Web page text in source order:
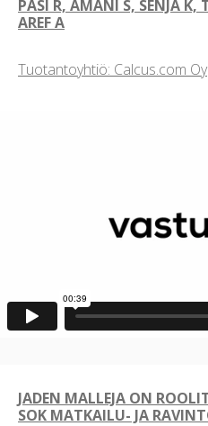
PASI R, AMANI S, SENJA K,
AREF A
Tuotantoyhtiö: Calcus.com Oy
JADEN MALLEJA ON
SOK MATKAILU- JA